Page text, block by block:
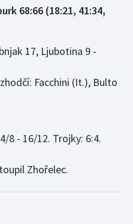
68:66 (18:21, 41:34,
17, Ljubotina 9 -
Facchini (It.), Bulto
8 - 16/12. Trojky: 6:4.
Zhořelec.